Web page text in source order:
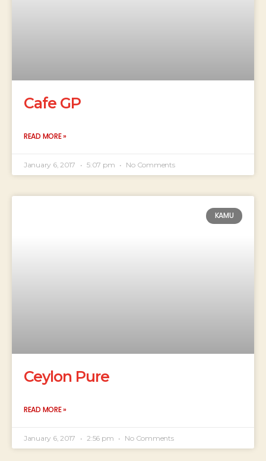
Cafe GP
READ MORE »
January 6, 2017 5:07 pm No Comments
KAMU
Ceylon Pure
READ MORE »
January 6, 2017 2:56 pm No Comments